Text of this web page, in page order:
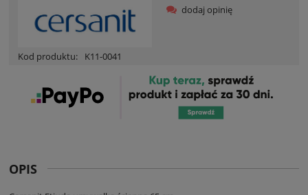
Kod produktu: K11-0041
dodaj opinię
OPIS